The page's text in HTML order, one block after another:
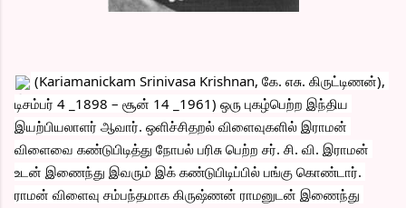
(Kariamanickam Srinivasa Krishnan, கே. எசு. கிருட்டிணன்),
டிசம்பர் 4 _1898 – சூன் 14 _1961) ஒரு புகழ்பெற்ற இந்திய
இயற்பியலாளர் ஆவார். ஒளிச்சிதறல் விளைவுகளில் இராமன்
விளைவை கண்டுபிடித்து நோபல் பரிசு பெற்ற சர். சி. வி. இராமன்
உடன் இணைந்து இவரும் இக் கண்டுபிடிப்பில் பங்கு கொண்டார்.
ராமன் விளைவு சம்பந்தமாக கிருஷ்ணன் ராமனுடன் இணைந்து